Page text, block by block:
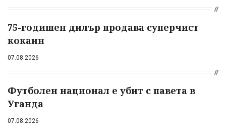
75-годишен дилър продава суперчист
кокаин
07.08.2026
Футболен национал е убит с павета в
Уганда
07.08.2026